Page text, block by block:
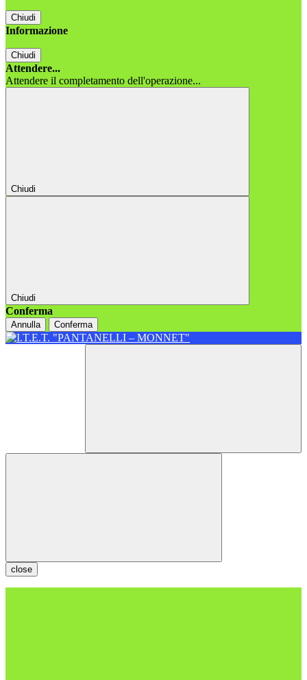
Chiudi
Informazione
Chiudi
Attendere...
Attendere il completamento dell'operazione...
Chiudi
Chiudi
Conferma
Annulla Conferma
close